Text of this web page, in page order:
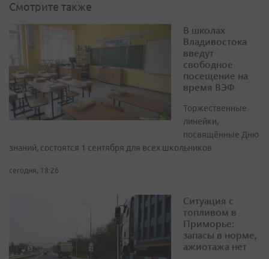
Смотрите также
В школах
Владивостока
введут
свободное
посещение на
время ВЭФ
Торжественные
линейки,
посвящённые Дню
знаний, состоятся 1 сентября для всех школьников
сегодня, 18:26
Ситуация с
топливом в
Приморье:
запасы в норме,
ажиотажа нет